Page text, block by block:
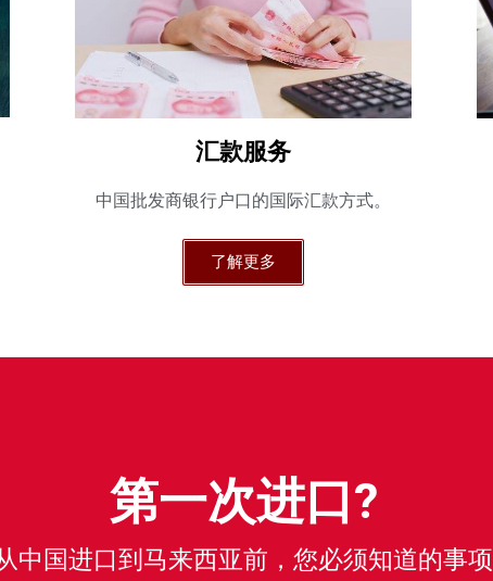
汇款服务
中国批发商银行户口的国际汇款方式。
了解更多
第一次进口?
中国进口到马来西亚前，您必须知道的事项